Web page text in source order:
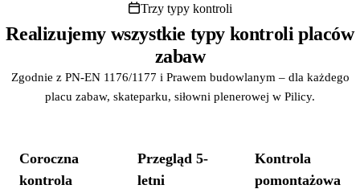
Trzy typy kontroli
Realizujemy wszystkie typy kontroli placów
zabaw
Zgodnie z PN-EN 1176/1177 i Prawem budowlanym – dla każdego
placu zabaw, skateparku, siłowni plenerowej w Pilicy.
Coroczna
kontrola
Przegląd 5-
letni
Kontrola
pomontażowa